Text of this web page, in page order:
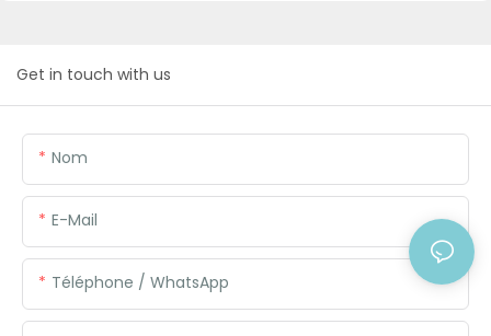
Get in touch with us
Nom
E-Mail
Téléphone / WhatsApp